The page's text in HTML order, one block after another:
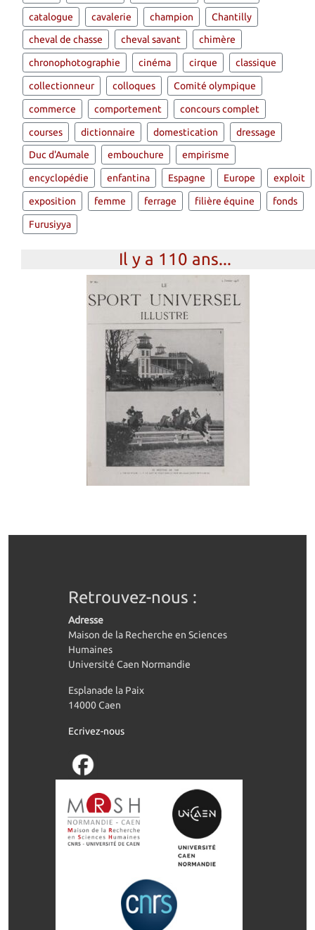
catalogue cavalerie champion Chantilly
cheval de chasse cheval savant chimère
chronophotographie cinéma cirque classique
collectionneur colloques Comité olympique
commerce comportement concours complet
courses dictionnaire domestication dressage
Duc d'Aumale embouchure empirisme
encyclopédie enfantina Espagne Europe exploit
exposition femme ferrage filière équine fonds
Furusiyya
Il y a 110 ans...
Retrouvez-nous :
Adresse
Maison de la Recherche en Sciences
Humaines
Université Caen Normandie
Esplanade la Paix
14000 Caen
Ecrivez-nous